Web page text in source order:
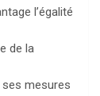
l’égalité
de la
mesures